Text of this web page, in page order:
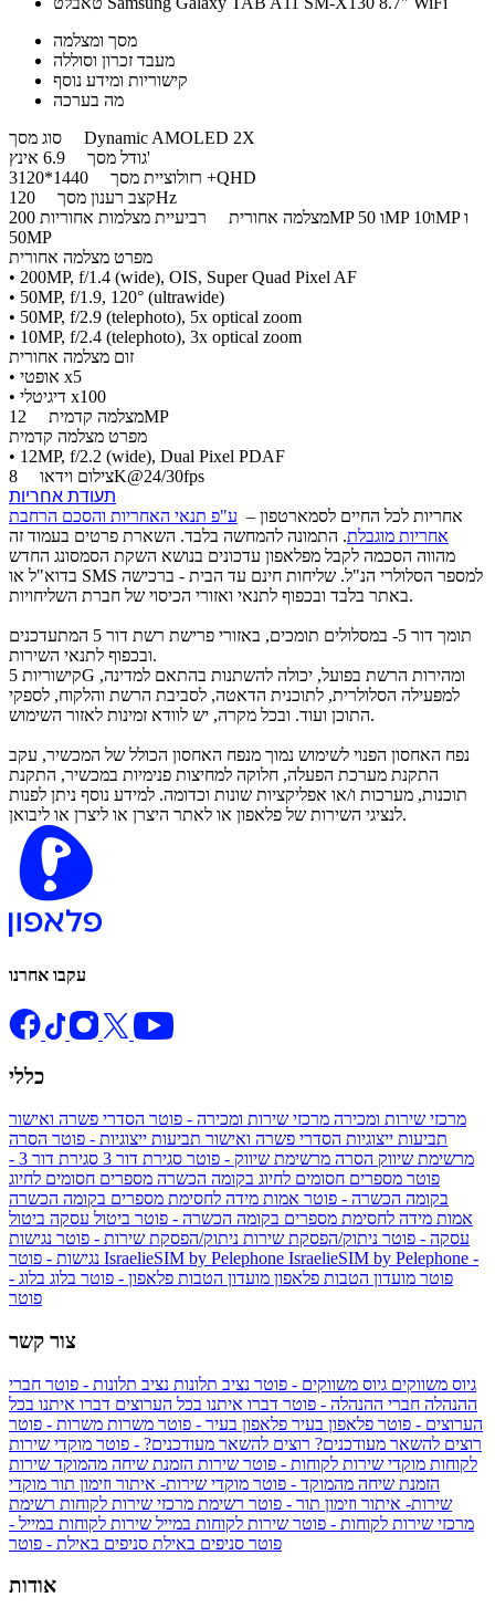
מסך ומצלמה
מעבד זכרון וסוללה
קישוריות ומידע נוסף
מה בערכה
סוג מסך Dynamic AMOLED 2X
גודל מסך6.9 אינץ'
רזולוציית מסך 1440*3120 +QHD
קצב רענון מסך120Hz
מצלמה אחורית
רביעיית מצלמות אחוריות 200MP ו 50MP ו10MP ו
50MP
מפרט מצלמה אחורית
• 200MP, f/1.4 (wide), OIS, Super Quad Pixel AF
• 50MP, f/1.9, 120° (ultrawide)
• 50MP, f/2.9 (telephoto), 5x optical zoom
• 10MP, f/2.4 (telephoto), 3x optical zoom
זום מצלמה אחורית
• אופטי x5
• דיגיטלי x100
מצלמה קדמית12MP
מפרט מצלמה קדמית
• 12MP, f/2.2 (wide), Dual Pixel PDAF
צילום וידאו8K@24/30fps
תעודת אחריות
​אחריות לכל החיים לסמארטפון – ע"פ תנאי האחריות והסכם הרחבת
אחריות מוגבלת. התמונה להמחשה בלבד. השארת פרטים בעמוד זה
מהווה הסכמה לקבל מפלאפון עדכונים בנושא השקת הסמסונג החדש
בדוא"ל או SMS למספר הסלולרי הנ"ל. שליחות חינם עד הבית - ברכישה
באתר בלבד ובכפוף לתנאי ואזורי הכיסוי של חברת השליחויות.
תומך דור 5- במסלולים תומכים, באזורי פרישת רשת דור 5 המתעדכנים
ובכפוף לתנאי השירות.
קישוריות 5G ומהירות הרשת בפועל, יכולה להשתנות בהתאם למדינה,
למפעילה הסלולרית, לתוכנית הדאטה, לסביבת הרשת והלקוח, לספקי
התוכן ועוד. ובכל מקרה, יש לוודא זמינות לאזור השימוש.
נפח האחסון הפנוי לשימוש נמוך מנפח האחסון הכולל של המכשיר, עקב
התקנת מערכת הפעלה, חלוקה למחיצות פנימיות במכשיר, התקנת
תוכנות, מערכות ו/או אפליקציות שונות וכדומה. למידע נוסף ניתן לפנות
לנציגי השירות של פלאפון או לאתר היצרן או ליצרן או ליבואן.
עקבו אחרנו
כללי
מרכזי שירות ומכירה מרכזי שירות ומכירה - פוטר הסדרי פשרה ואישור
תביעות ייצוגיות הסדרי פשרה ואישור תביעות ייצוגיות - פוטר הסרה
מרשימת שיווק הסרה מרשימת שיווק - פוטר סגירת דור 3
סגירת דור 3 -
פוטר מספרים חסומים לחיוג בקומה הכשרה מספרים חסומים לחיוג
בקומה הכשרה - פוטר אמות מידה לחסימת מספרים בקומה הכשרה
אמות מידה לחסימת מספרים בקומה הכשרה - פוטר ביטול עסקה ביטול
עסקה - פוטר ניתוק/הפסקת שירות ניתוק/הפסקת שירות - פוטר נגישות
IsraelieSIM by Pelephone IsraelieSIM by Pelephone -
פוטר מועדון הטבות פלאפון מועדון הטבות פלאפון - פוטר בלוג בלוג -
פוטר
צור קשר
גיוס משווקים גיוס משווקים - פוטר נציב תלונות נציב תלונות - פוטר חברי
ההנהלה חברי ההנהלה - פוטר דברו איתנו בכל הערוצים דברו איתנו בכל
הערוצים - פוטר פלאפון בעיר פלאפון בעיר - פוטר משרות משרות - פוטר
רוצים להשאר מעודכנים? רוצים להשאר מעודכנים? - פוטר מוקדי שירות
לקוחות מוקדי שירות לקוחות - פוטר שירות הזמנת שיחה מהמוקד שירות
הזמנת שיחה מהמוקד - פוטר מוקדי שירות- איתור וזימון תור מוקדי
שירות- איתור וזימון תור - פוטר רשימת מרכזי שירות לקוחות רשימת
מרכזי שירות לקוחות - פוטר שירות לקוחות במייל שירות לקוחות במייל -
פוטר סניפים באילת סניפים באילת - פוטר
אודות